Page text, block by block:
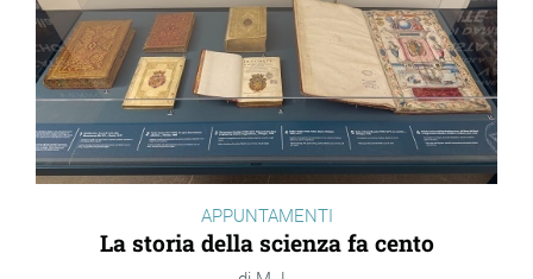
APPUNTAMENTI
La storia della scienza fa cento